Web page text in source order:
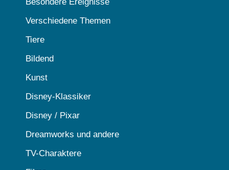
Verschiedene Themen
Tiere
Bildend
Kunst
Disney-Klassiker
Disney / Pixar
Dreamworks und andere
TV-Charaktere